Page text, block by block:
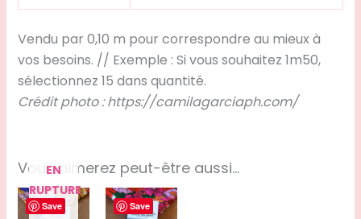
Vendu par 0,10 m pour correspondre au mieux à
vos besoins. // Exemple : Si vous souhaitez 1m50,
sélectionnez 15 dans quantité.
Crédit photo : https://camilagarciaph.com/
Vous aimerez peut-être aussi…
Save
EN
RUPTURE
DE
Save